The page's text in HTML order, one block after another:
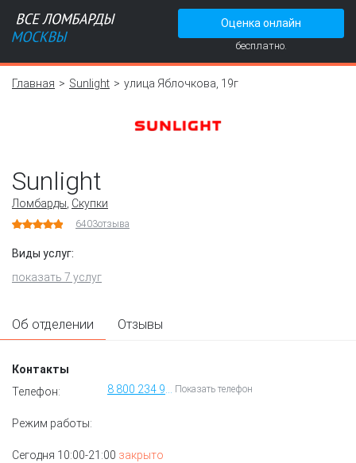
Оценка онлайн
бесплатно.
Главная Sunlight улица Яблочкова, 19г
Sunlight
Ломбарды Скупки
6403отзыва
Виды услуг:
показать 7 услуг
Об отделении Отзывы
Контакты
Телефон:
Показать телефон
Режим работы:
Сегодня 10:00-21:00 закрыто